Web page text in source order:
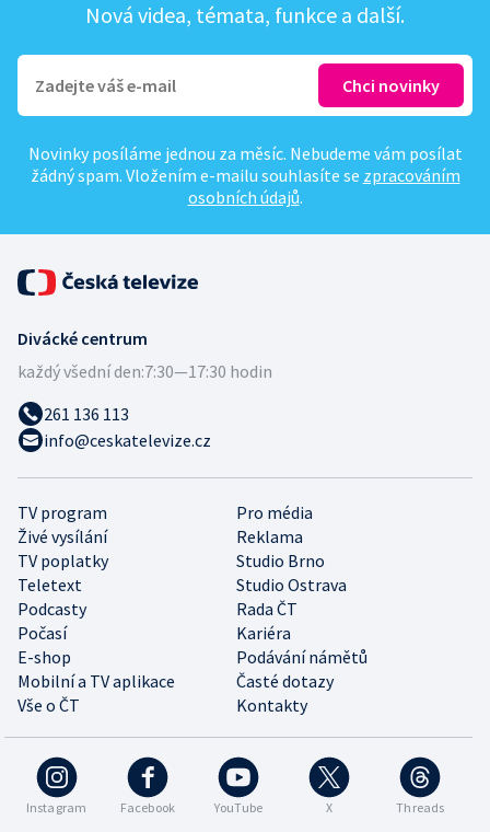
Nová videa, témata, funkce a další.
Novinky posíláme jednou za měsíc. Nebudeme vám posílat
žádný spam. Vložením e-mailu souhlasíte se zpracováním
osobních údajů.